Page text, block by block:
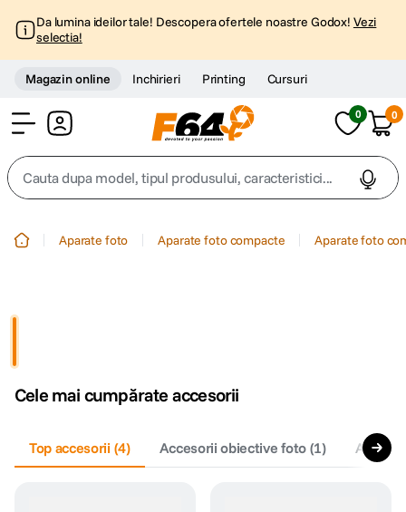
Da lumina ideilor tale! Descopera ofertele noastre Godox! Vezi
selectia!
Magazin online Inchirieri Printing Cursuri
0 0
Cauta dupa model, tipul produsului, caracteristici...
4 peak design
5. lavaliera
Aparate foto Aparate foto compacte Aparate foto
Cele mai cumpărate accesorii
Top accesorii (4) Accesorii obiective foto(1)